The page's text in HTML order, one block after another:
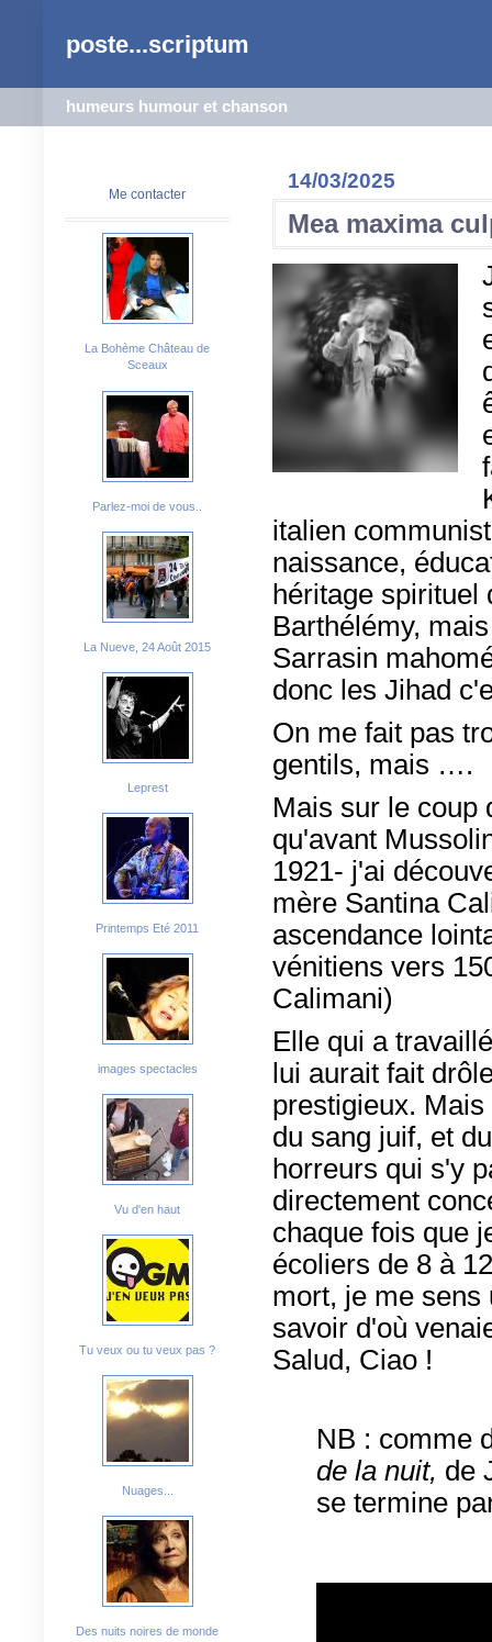
poste...scriptum
humeurs humour et chanson
Me contacter
La Bohème Château de
Sceaux
Parlez-moi de vous..
La Nueve, 24 Août 2015
Leprest
Printemps Eté 2011
images spectacles
Vu d'en haut
Tu veux ou tu veux pas ?
Nuages...
Des nuits noires de monde
14/03/2025
Mea maxima
italien
naissance,
héritage spirituel
Barthélémy,
Sarrasin
donc les Jihad
On me fait pas
gentils, mais ….
Mais sur le coup
qu'avant
1921- j'ai
mère Santina
ascendance
vénitiens vers
Calimani)
Elle qui a
lui aurait fait
prestigieux.
du sang juif, et
horreurs qui s'y
directement
chaque fois que
écoliers de 8 à
mort, je me
savoir d'où
Salud, Ciao !
NB : comme
de la nuit, de
se termine